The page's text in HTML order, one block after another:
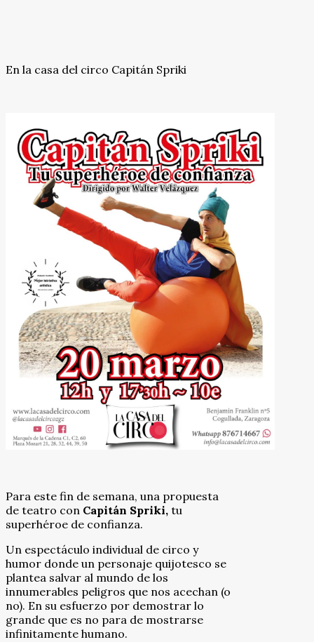
En la casa del circo Capitán Spriki
Para este fin de semana, una propuesta
de teatro con Capitán Spriki, tu
superhéroe de confianza.
Un espectáculo individual de circo y
humor donde un personaje quijotesco se
plantea salvar al mundo de los
innumerables peligros que nos acechan (o
no). En su esfuerzo por demostrar lo
grande que es no para de mostrarse
infinitamente humano.